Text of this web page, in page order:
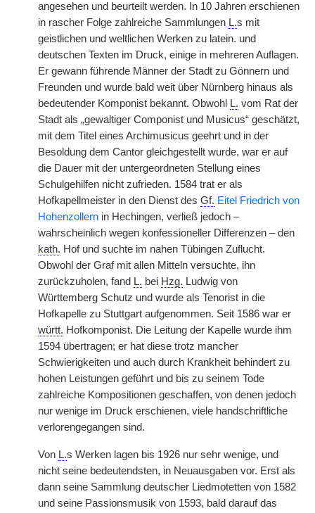
angesehen und beurteilt werden. In 10 Jahren erschienen
in rascher Folge zahlreiche Sammlungen L.s mit
geistlichen und weltlichen Werken zu latein. und
deutschen Texten im Druck, einige in mehreren Auflagen.
Er gewann führende Männer der Stadt zu Gönnern und
Freunden und wurde bald weit über Nürnberg hinaus als
bedeutender Komponist bekannt. Obwohl
L. vom Rat der
Stadt als „gewaltiger Componist und Musicus“ geschätzt,
mit dem Titel eines Archimusicus geehrt und in der
Besoldung dem Cantor gleichgestellt wurde, war er auf
die Dauer mit der untergeordneten Stellung eines
Schulgehilfen nicht zufrieden. 1584 trat er als
Hofkapellmeister in den Dienst des Gf. Eitel Friedrich von
Hohenzollern in Hechingen, verließ jedoch –
wahrscheinlich wegen konfessioneller Differenzen – den
kath. Hof und suchte im nahen Tübingen Zuflucht.
Obwohl der Graf mit allen Mitteln versuchte, ihn
zurückzuholen, fand L. bei Hzg. Ludwig von
Württemberg Schutz und wurde als Tenorist in die
Hofkapelle zu Stuttgart aufgenommen. Seit 1586 war er
württ. Hofkomponist. Die Leitung der Kapelle wurde ihm
1594 übertragen; er hat diese trotz mancher
Schwierigkeiten und auch durch Krankheit behindert zu
hohen Leistungen geführt und bis zu seinem Tode
zahlreiche Kompositionen geschaffen, von denen jedoch
nur wenige im Druck erschienen, viele handschriftliche
verlorengegangen sind.
Von L.s Werken lagen bis 1926 nur sehr wenige, und
nicht seine bedeutendsten, in Neuausgaben vor. Erst als
dann seine Sammlung deutscher Liedmotetten von 1582
und seine Passionsmusik von 1593, bald darauf das